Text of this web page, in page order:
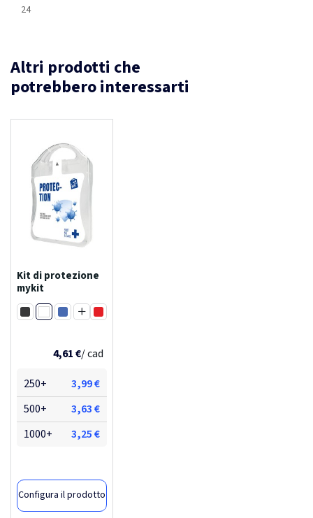
24
Altri prodotti che
potrebbero interessarti
Kit di protezione
mykit
Nero trasparente
Trasparente
Blu trasparenteRosso trasparente
4,61 €/ cad
250+
3,99 €
500+
3,63 €
1000+
3,25 €
Configura il prodotto